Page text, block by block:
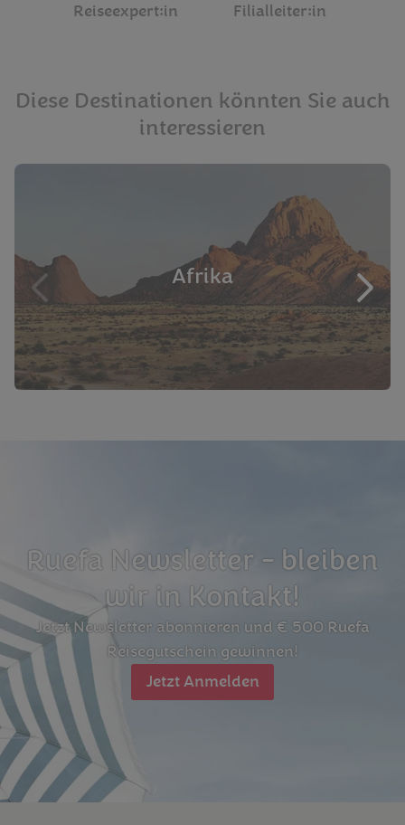
Reiseexpert:in
Filialleiter:in
Diese Destinationen könnten Sie auch
interessieren
Afrika
Ruefa Newsletter - bleiben
wir in Kontakt!
Jetzt Newsletter abonnieren und € 500 Ruefa
Reisegutschein gewinnen!
Jetzt Anmelden